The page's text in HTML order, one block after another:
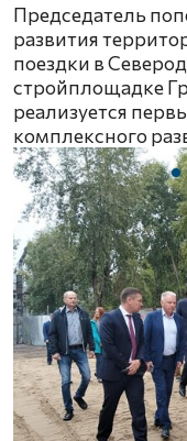
Председатель
развития
поездки в
стройплощадке
реализуется
комплексного